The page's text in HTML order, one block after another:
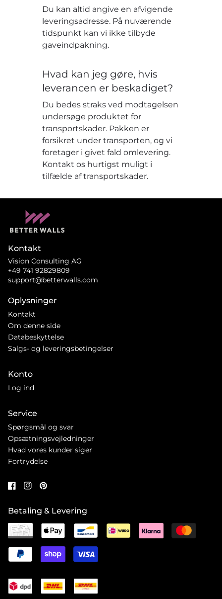
Du kan altid angive en afvigende
leveringsadresse. På nuværende
tidspunkt kan vi ikke tilbyde
gaveindpakning.
Hvad kan jeg gøre, hvis
leverancen er beskadiget?
Du bedes straks ved modtagelsen
undersøge produktet for
transportskader. Pakken er
forsikret under transporten, og vi
foretager i givet fald omlevering.
Kontakt os hurtigst muligt i
tilfælde af transportskader.
Kontakt
Vision Consulting AG
+49 741 92829809
support@betterwalls.com
Oplysninger
Kontakt
Om denne side
Databeskyttelse
Salgs- og leveringsbetingelser
Konto
Log ind
Service
Spørgsmål og svar
Opsætningsvejledninger
Hvad vores kunder siger
Fortrydelse
Betaling & Levering